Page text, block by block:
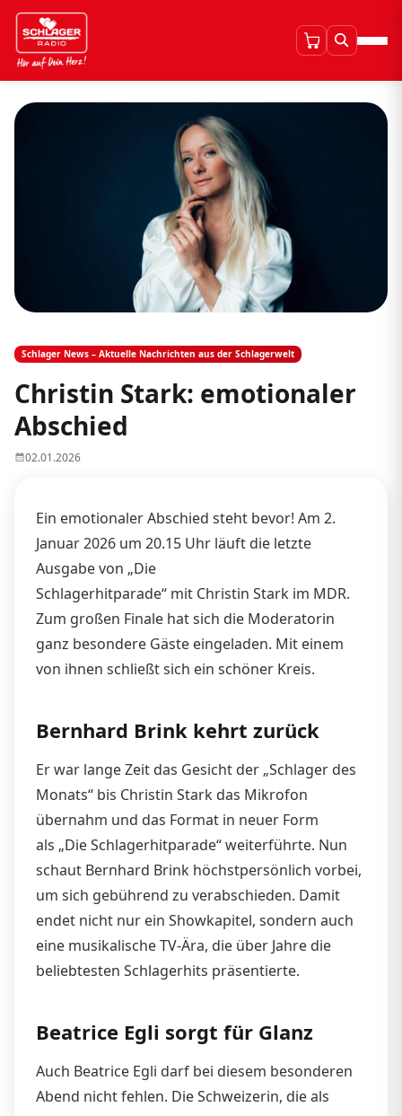
Schlager News – Aktuelle Nachrichten aus der Schlagerwelt
Christin Stark: emotionaler
Abschied
02.01.2026
Ein emotionaler Abschied steht bevor! Am 2.
Januar 2026 um 20.15 Uhr läuft die letzte
Ausgabe von „Die
Schlagerhitparade“ mit Christin Stark im MDR.
Zum großen Finale hat sich die Moderatorin
ganz besondere Gäste eingeladen. Mit einem
von ihnen schließt sich ein schöner Kreis.
Bernhard Brink kehrt zurück
Er war lange Zeit das Gesicht der „Schlager des
Monats“ bis Christin Stark das Mikrofon
übernahm und das Format in neuer Form
als „Die Schlagerhitparade“ weiterführte. Nun
schaut Bernhard Brink höchstpersönlich vorbei,
um sich gebührend zu verabschieden. Damit
endet nicht nur ein Showkapitel, sondern auch
eine musikalische TV-Ära, die über Jahre die
beliebtesten Schlagerhits präsentierte.
Beatrice Egli sorgt für Glanz
Auch Beatrice Egli darf bei diesem besonderen
Abend nicht fehlen. Die Schweizerin, die als